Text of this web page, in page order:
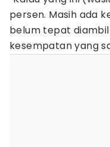
persen. Masih ada
belum tepat diambil
kesempatan yang